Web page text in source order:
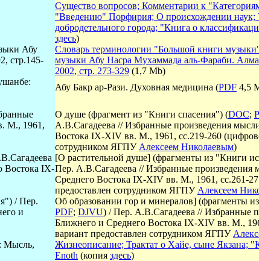
Существо вопросов; Комментарии к
"Введению" Порфирия; О происхождении наук;
добродетельного города; "Книга о
здесь)
Абу
стр.145-
Cловарь терминологии "Большой книги
музыки Абу Насра Мухаммада аль-Фараби.
2002, стр. 273-329 (1,7 Mb)
Абу Бакр ар-Рази. Духовная медицина (PDF 4,5
М., 1961,
О душе (фрагмент из "Книги спасения") (DOC;
А.В.Сагадеева // Избранные произведения
Востока IX-XIV вв. М., 1961, сс.219-260 (
сотрудником ЯГПУ Алексеем Николаевым)
Востока IX-
[О растительной душе] (фрагменты из "Книги
Пер. А.В.Сагадеева // Избранные произведения
Среднего Востока IX-XIV вв. М., 1961, сс.261-
предоставлен сотрудником ЯГПУ Алексеем
/ Пер.
и
Об образовании гор и минералов] (фрагменты
PDF; DJVU) / Пер. А.В.Сагадеева // Избранные
Ближнего и Среднего Востока IX-XIV вв. М.,
вариант предоставлен сотрудником ЯГПУ
Мысль,
Жизнеописание; Трактат о Хайе, сыне Якзана;
Enoth (копия здесь)